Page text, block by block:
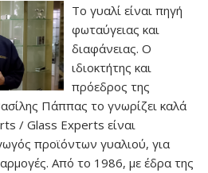
Το γυαλί είναι πηγή
φωταύγειας και
διαφάνειας. Ο
ιδιοκτήτης και
πρόεδρος της
Πάππας το γνωρίζει καλά
/ Glass Experts είναι
προϊόντων γυαλιού, για
Από το 1986, με έδρα της